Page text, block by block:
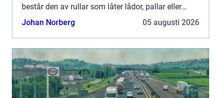
består den av rullar som låter lådor, pallar eller
pak...
Johan Norberg 05 augusti 2026